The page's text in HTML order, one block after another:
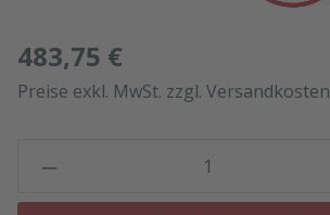
483,75 €
Preise exkl. MwSt. zzgl. Versandkosten